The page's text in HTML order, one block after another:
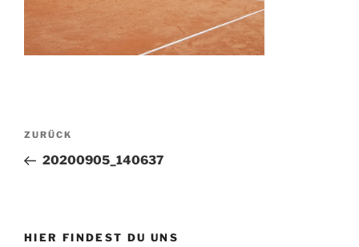
Beitragsnavigation
Vorheriger
Beitrag
ZURÜCK
20200905_140637
HIER FINDEST DU UNS